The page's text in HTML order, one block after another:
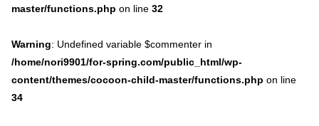
master/functions.php on line 32
Warning: Undefined variable $commenter in
/home/nori9901/for-spring.com/public_html/wp-
content/themes/cocoon-child-master/functions.php on line
34